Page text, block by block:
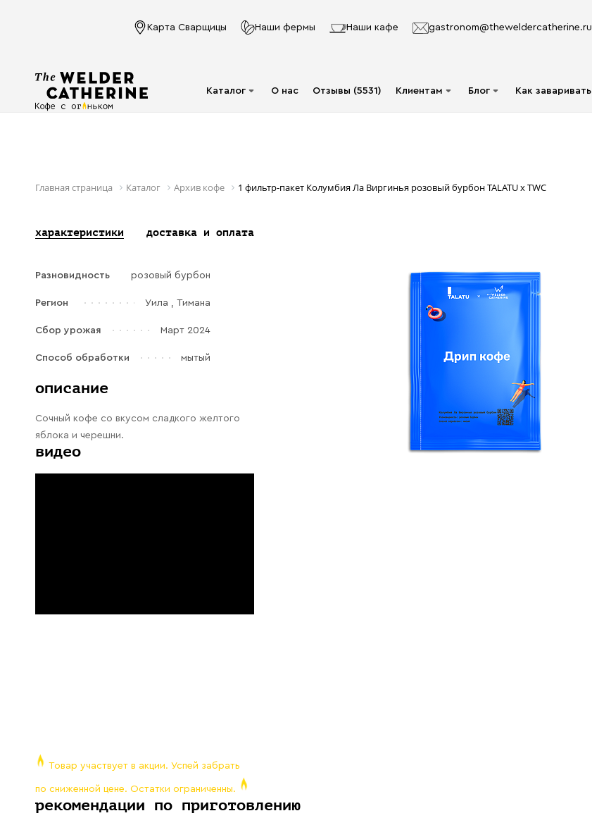
Карта Сварщицы Наши фермы Наши кафе gastronom@theweldercatherine.ru
Каталог
Для фильтра
Аксессуары
пакете
Напитки в банках
Галараствор
Шоколад
О нас Отзывы (5531) Клиентам Блог
Статьи
Как заваривать
Главная страница Каталог Архив кофе 1 фильтр-пакет Колумбия Ла Виргинья розовый бурбон TALATU x TWC
характеристики доставка и оплата
Разновидность розовый бурбон
Регион Уила , Тимана
Сбор урожая Март 2024
Способ обработки мытый
описание
Сочный кофе со вкусом сладкого желтого
яблока и черешни.
видео
Товар участвует в акции. Успей забрать
по сниженной цене. Остатки ограниченны.
рекомендации по приготовлению